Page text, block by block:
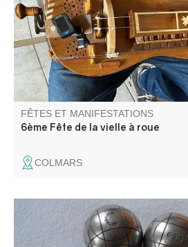
FÊTES ET MANIFESTATIONS
6ème Fête de la vielle à roue
COLMARS
Proposé par Villars Animations.
proposées sur place.